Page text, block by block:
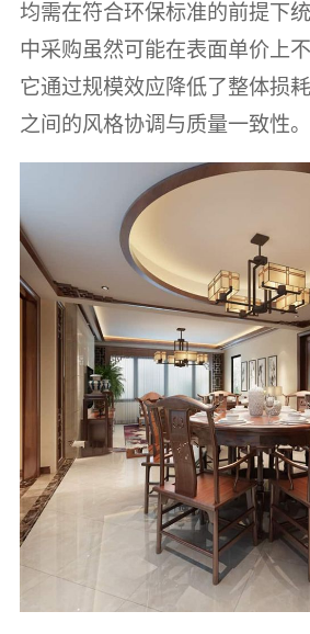
均需在符合环保标准的前提下
中采购虽然可能在表面单价上
它通过规模效应降低了整体损
之间的风格协调与质量一致性。